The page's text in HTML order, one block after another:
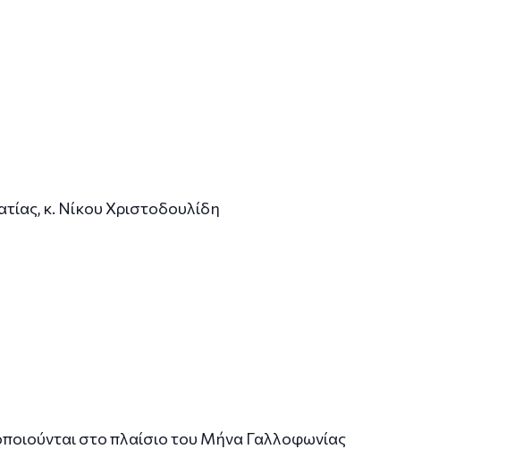
κ. Νίκου Χριστοδουλίδη
στο πλαίσιο του Μήνα Γαλλοφωνίας